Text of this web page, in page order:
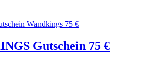
Gutschein 75 €